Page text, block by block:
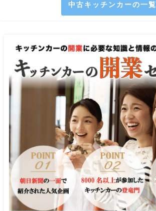
中古キッチンカーの一覧